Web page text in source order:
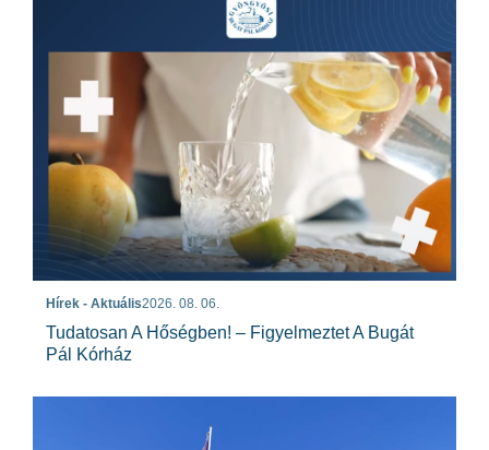
Hírek - Aktuális2026. 08. 06.
Tudatosan A Hőségben! – Figyelmeztet A Bugát
Pál Kórház